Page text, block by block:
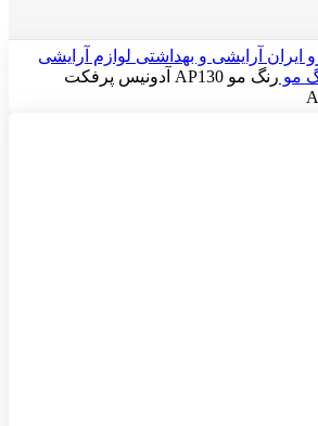
ایران آرایشی و بهداشتی لوازم آرایشی
مو
رنگ مو AP130 آدونیس پرفکت